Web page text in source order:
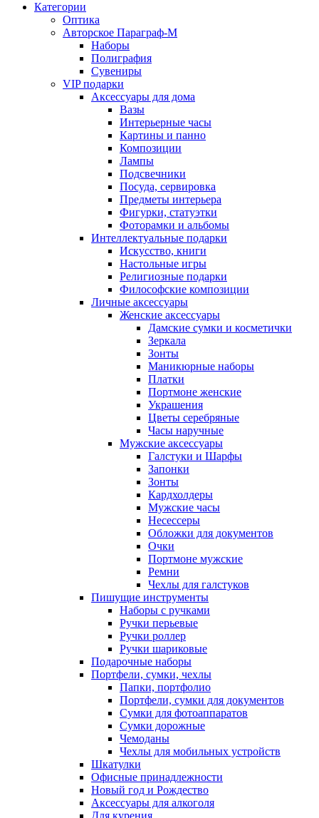
Категории
Оптика
Авторское Параграф-М
Наборы
Полиграфия
Сувениры
VIP подарки
Аксессуары для дома
Вазы
Интерьерные часы
Картины и панно
Композиции
Лампы
Подсвечники
Посуда, сервировка
Предметы интерьера
Фигурки, статуэтки
Фоторамки и альбомы
Интеллектуальные подарки
Искусство, книги
Настольные игры
Религиозные подарки
Философские композиции
Личные аксессуары
Женские аксессуары
Дамские сумки и косметички
Зеркала
Зонты
Маникюрные наборы
Платки
Портмоне женские
Украшения
Цветы серебряные
Часы наручные
Мужские аксессуары
Галстуки и Шарфы
Запонки
Зонты
Кардхолдеры
Мужские часы
Несессеры
Обложки для документов
Очки
Портмоне мужские
Ремни
Чехлы для галстуков
Пишущие инструменты
Наборы с ручками
Ручки перьевые
Ручки роллер
Ручки шариковые
Подарочные наборы
Портфели, сумки, чехлы
Папки, портфолио
Портфели, сумки для документов
Сумки для фотоаппаратов
Сумки дорожные
Чемоданы
Чехлы для мобильных устройств
Шкатулки
Офисные принадлежности
Новый год и Рождество
Аксессуары для алкоголя
Для курения